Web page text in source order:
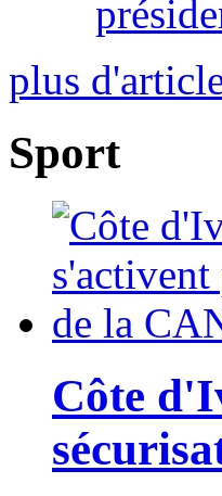
plus
Sport
Côte